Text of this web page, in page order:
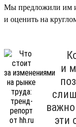
Мы предложили им
и оценить на
и
эти